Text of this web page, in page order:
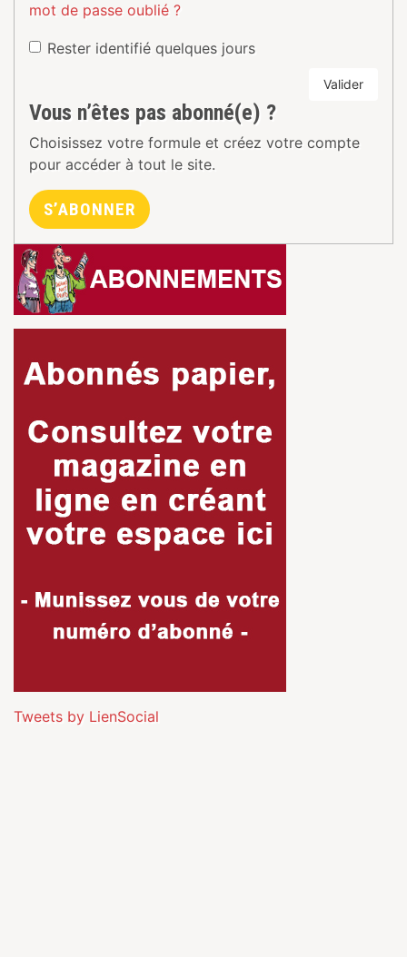
mot de passe oublié ?
Rester identifié quelques jours
Valider
Vous n’êtes pas abonné(e) ?
Choisissez votre formule et créez votre compte
pour accéder à tout le site.
S’ABONNER
Tweets by LienSocial